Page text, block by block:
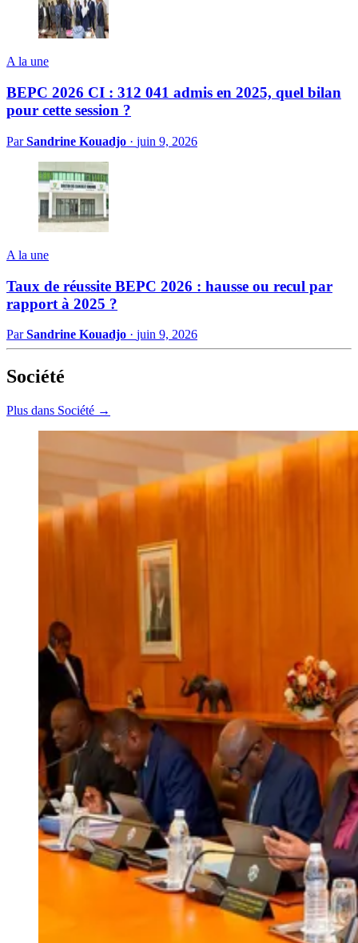
A la une
BEPC 2026 CI : 312 041 admis en 2025, quel bilan
pour cette session ?
ParSandrine Kouadjo · juin 9, 2026
A la une
Taux de réussite BEPC 2026 : hausse ou recul par
rapport à 2025 ?
ParSandrine Kouadjo · juin 9, 2026
Société
Plus dans Société →